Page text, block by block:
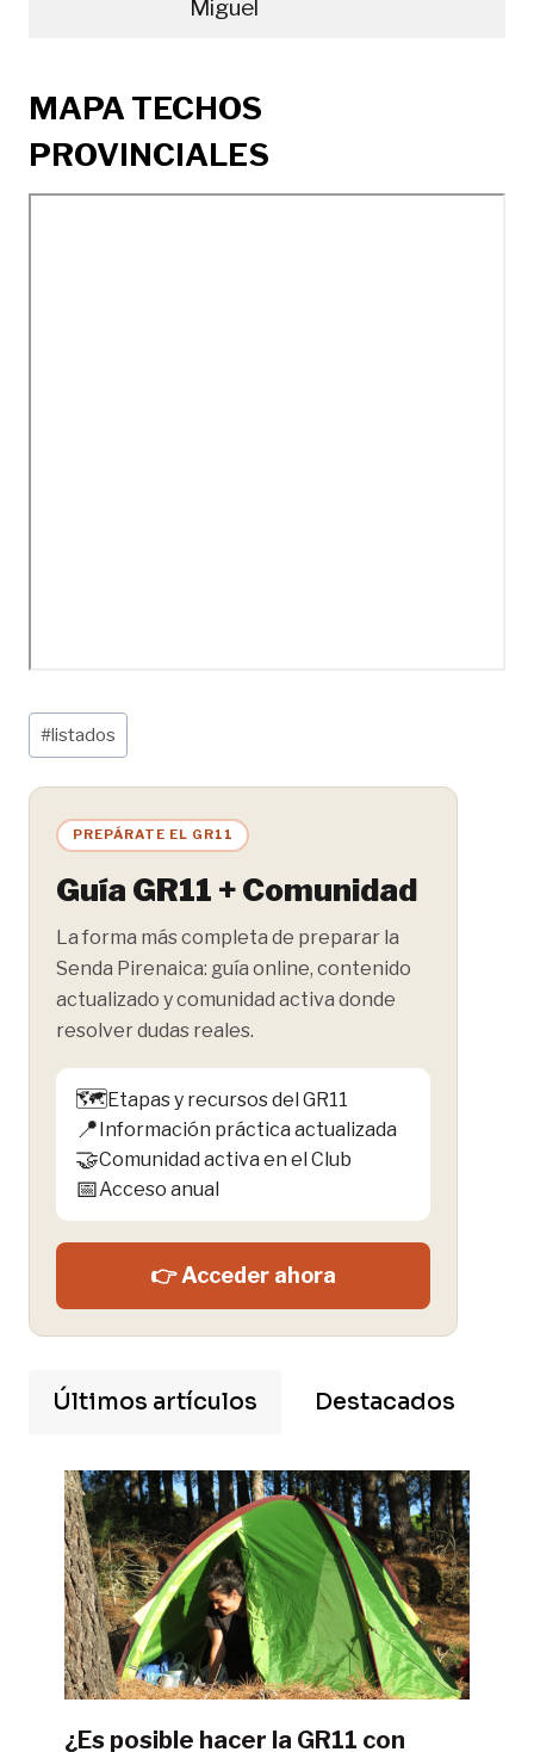
Miguel
MAPA TECHOS
PROVINCIALES
Etiquetas
de
la
entrada:
#listados
PREPÁRATE EL GR11
Guía GR11 + Comunidad
La forma más completa de preparar la
Senda Pirenaica: guía online, contenido
actualizado y comunidad activa donde
resolver dudas reales.
🗺️Etapas y recursos del GR11
📍Información práctica actualizada
🤝Comunidad activa en el Club
📅Acceso anual
👉 Acceder ahora
Últimos artículos Destacados
¿Es posible hacer la GR11 con